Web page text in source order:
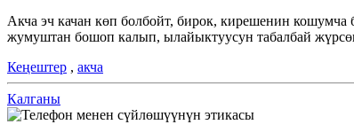
Акча эч качан көп болбойт, бирок, кирешенин
жумуштан бошоп калып, ылайыктуусун табалбай
Кеңештер , акча
Калганы